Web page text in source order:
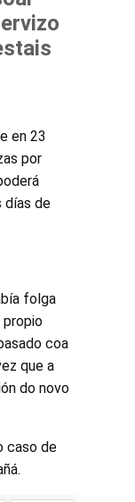
en 23
por
días de
folga
propio
coa
que a
do novo
caso de